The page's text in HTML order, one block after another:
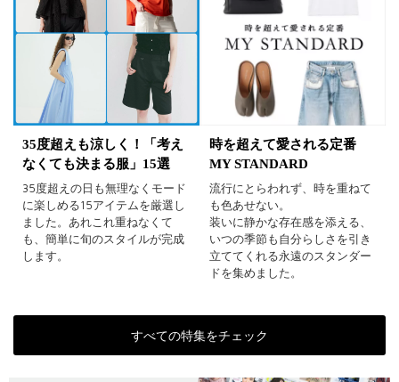
35度超えも涼しく！「考え
なくても決まる服」15選
35度超えの日も無理なくモード
に楽しめる15アイテムを厳選し
ました。あれこれ重ねなくて
も、簡単に旬のスタイルが完成
します。
時を超えて愛される定番
MY STANDARD
流行にとらわれず、時を重ねて
も色あせない。
装いに静かな存在感を添える、
いつの季節も自分らしさを引き
立ててくれる永遠のスタンダー
ドを集めました。
すべての特集をチェック